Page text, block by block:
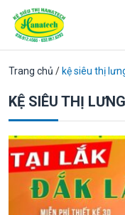
Trang chủ / kệ siêu thị
KỆ SIÊU THỊ